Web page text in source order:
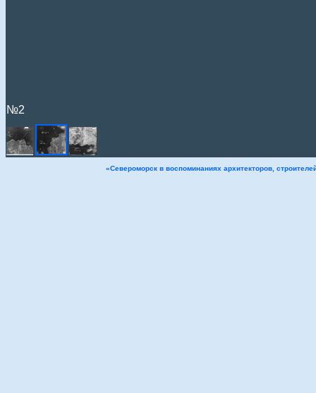
№2
«Североморск в воспоминаниях архитекторов,